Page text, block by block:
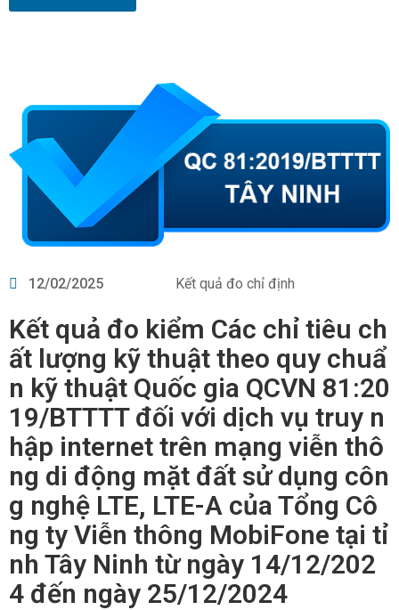
12/02/2025 Kết quả đo chỉ định
Kết quả đo kiểm Các chỉ tiêu ch
ất lượng kỹ thuật theo quy chuẩ
n kỹ thuật Quốc gia QCVN 81:20
19/BTTTT đối với dịch vụ truy n
hập internet trên mạng viễn thô
ng di động mặt đất sử dụng côn
g nghệ LTE, LTE-A của Tổng Cô
ng ty Viễn thông MobiFone tại tỉ
nh Tây Ninh từ ngày 14/12/202
4 đến ngày 25/12/2024